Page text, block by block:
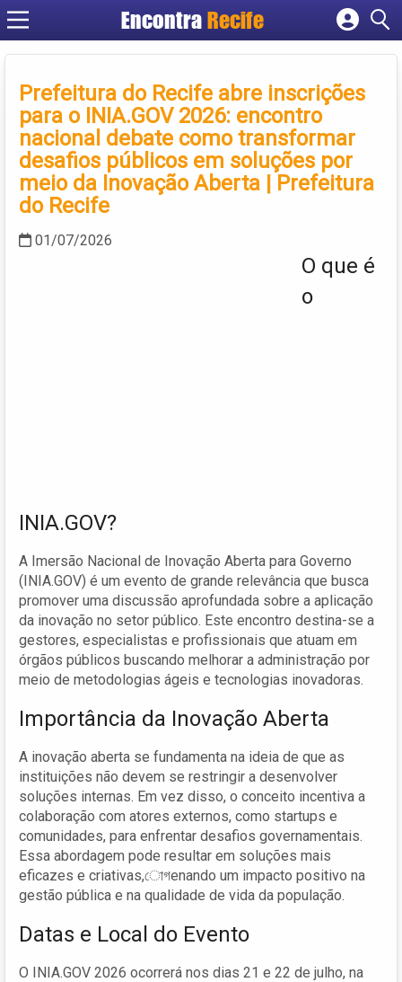
Encontra Recife
Cadastrar empresa
Criar conta
Prefeitura do Recife abre inscrições
para o INIA.GOV 2026: encontro
nacional debate como transformar
desafios públicos em soluções por
meio da Inovação Aberta | Prefeitura
do Recife
01/07/2026
O que é
o
INIA.GOV?
A Imersão Nacional de Inovação Aberta para Governo
(INIA.GOV) é um evento de grande relevância que busca
promover uma discussão aprofundada sobre a aplicação
da inovação no setor público. Este encontro destina-se a
gestores, especialistas e profissionais que atuam em
órgãos públicos buscando melhorar a administração por
meio de metodologias ágeis e tecnologias inovadoras.
Importância da Inovação Aberta
A inovação aberta se fundamenta na ideia de que as
instituições não devem se restringir a desenvolver
soluções internas. Em vez disso, o conceito incentiva a
colaboração com atores externos, como startups e
comunidades, para enfrentar desafios governamentais.
Essa abordagem pode resultar em soluções mais
eficazes e criativas,োগenando um impacto positivo na
gestão pública e na qualidade de vida da população.
Datas e Local do Evento
O INIA.GOV 2026 ocorrerá nos dias 21 e 22 de julho, na